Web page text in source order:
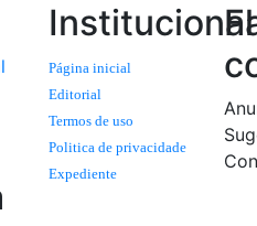
Institucional
Página inicial
Editorial
Termos de uso
Politica de privacidade
Expediente